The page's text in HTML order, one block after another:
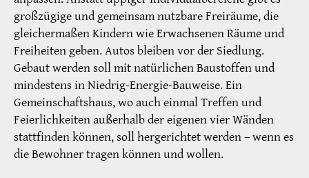
großzügige und gemeinsam nutzbare Freiräume, die
gleichermaßen Kindern wie Erwachsenen Räume und
Freiheiten geben. Autos bleiben vor der Siedlung.
Gebaut werden soll mit natürlichen Baustoffen und
mindestens in Niedrig-Energie-Bauweise. Ein
Gemeinschaftshaus, wo auch einmal Treffen und
Feierlichkeiten außerhalb der eigenen vier Wänden
stattfinden können, soll hergerichtet werden – wenn es
die Bewohner tragen können und wollen.